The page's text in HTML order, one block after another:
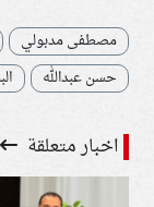
مصطفى مدبولي
حسن عبدالله
اخبار متعلقة